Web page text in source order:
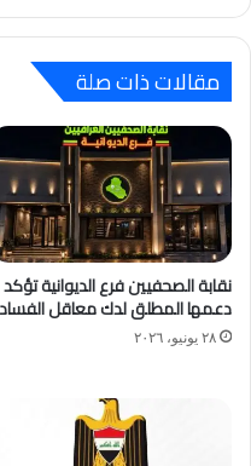
مقالات ذات صلة
نقابة الصحفيين فرع الديوانية تؤكد
دعمها المطلق لدك معاقل الفساد
٢٨ يونيو، ٢٠٢٦